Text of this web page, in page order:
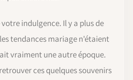
indulgence. Il y a plus de
tendances mariage n'étaient
vraiment une autre époque.
ces quelques souvenirs